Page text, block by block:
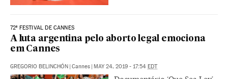
72º FESTIVAL DE CANNES
A luta argentina pelo aborto legal emociona
em Cannes
GREGORIO BELINCHÓN Cannes MAY 24, 2019 - 17:54 EDT